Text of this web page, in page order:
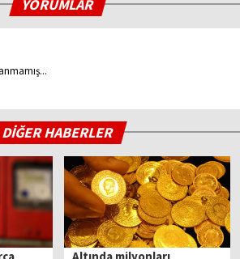
YORUMLAR
DİĞER HABERLER